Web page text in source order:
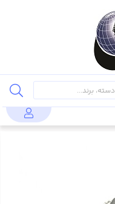
تراشه های
AM79C874VC